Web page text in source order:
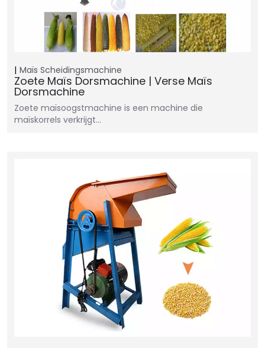
Maïs Scheidingsmachine
Zoete Maïs Dorsmachine | Verse Maïs
Dorsmachine
Zoete maïsoogstmachine is een machine die
maïskorrels verkrijgt...